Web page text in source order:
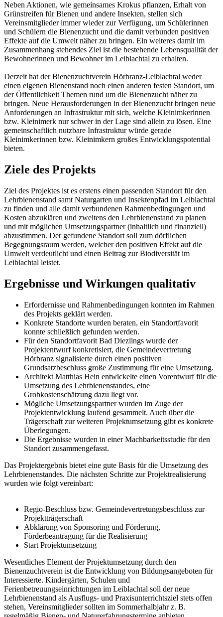
Neben Aktionen, wie gemeinsames Krokus pflanzen, Erhalt von
Grünstreifen für Bienen und andere Insekten, stellen sich
Vereinsmitglieder immer wieder zur Verfügung, um Schülerinnen
und Schülern die Bienenzucht und die damit verbunden positiven
Effekte auf die Umwelt näher zu bringen. Ein weiteres damit im
Zusammenhang stehendes Ziel ist die bestehende Lebensqualität der
Bewohnerinnen und Bewohner im Leiblachtal zu erhalten.
Derzeit hat der Bienenzuchtverein Hörbranz-Leiblachtal weder
einen eigenen Bienenstand noch einen anderen festen Standort, um
der Öffentlichkeit Themen rund um die Bienenzucht näher zu
bringen. Neue Herausforderungen in der Bienenzucht bringen neue
Anforderungen an Infrastruktur mit sich, welche Kleinimkerinnen
bzw. Kleinimerk nur schwer in der Lage sind allein zu lösen. Eine
gemeinschaftlich nutzbare Infrastruktur würde gerade
Kleinimkerinnen bzw. Kleinimkern großes Entwicklungspotential
bieten.
Ziele des Projekts
Ziel des Projektes ist es erstens einen passenden Standort für den
Lehrbienenstand samt Naturgarten und Insektenpfad im Leiblachtal
zu finden und alle damit verbundenen Rahmenbedingungen und
Kosten abzuklären und zweitens den Lehrbienenstand zu planen
und mit möglichen Umsetzungspartner (inhaltlich und finanziell)
abzustimmen. Der gefundene Standort soll zum dörflichen
Begegnungsraum werden, welcher den positiven Effekt auf die
Umwelt verdeutlicht und einen Beitrag zur Biodiversität im
Leiblachtal leistet.
Ergebnisse und Wirkungen qualitativ
Erfordernisse und Rahmenbedingungen konnten im Rahmen
des Projekts geklärt werden.
Konkrete Standorte wurden beraten, ein Standortfavorit
konnte schließlich gefunden werden.
Für den Standortfavorit Bad Diezlings wurde der
Projektentwurf konkretisiert, die Gemeindevertretung
Hörbranz signalisierte durch einen positiven
Grundsatzbeschluss große Zustimmung für eine Umsetzung.
Architekt Matthias Hein entwickelte einen Vorentwurf für die
Umsetzung des Lehrbienenstandes, eine
Grobkostenschätzung dazu liegt vor.
Mögliche Umsetzungspartner wurden im Zuge der
Projektentwicklung laufend gesammelt. Auch über die
Trägerschaft zur weiteren Projektumsetzung gibt es konkrete
Überlegungen.
Die Ergebnisse wurden in einer Machbarkeitsstudie für den
Standort zusammengefasst.
Das Projektergebnis bietet eine gute Basis für die Umsetzung des
Lehrbienenstandes. Die nächsten Schritte zur Projektrealisierung
wurden wie folgt vereinbart:
Regio-Beschluss bzw. Gemeindevertretungsbeschluss zur
Projektträgerschaft
Abklärung von Sponsoring und Förderung,
Förderbeantragung für die Realisierung
Start Projektumsetzung
Wesentliches Element der Projektumsetzung durch den
Bienenzuchtverein ist die Entwicklung von Bildungsangeboten für
Interessierte. Kindergärten, Schulen und
Ferienbetreuungseinrichtungen im Leiblachtal soll der neue
Lehrbienenstand als Ausflugs- und Praxisunterrichtsziel stets offen
stehen, Vereinsmitglieder sollten im Sommerhalbjahr z. B.